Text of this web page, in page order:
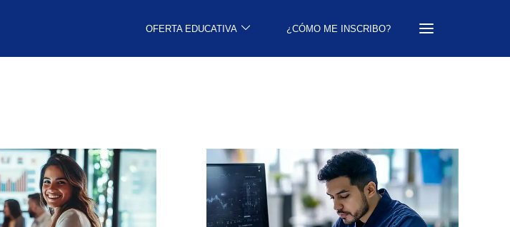
OFERTA EDUCATIVA ¿CÓMO ME INSCRIBO?